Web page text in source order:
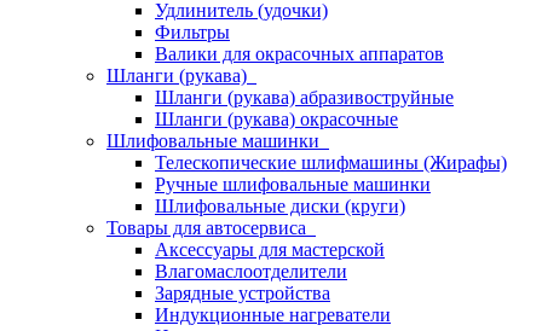
Удлинитель (удочки)
Фильтры
Валики для окрасочных аппаратов
Шланги (рукава)
Шланги (рукава) абразивоструйные
Шланги (рукава) окрасочные
Шлифовальные машинки
Телескопические шлифмашины (Жирафы)
Ручные шлифовальные машинки
Шлифовальные диски (круги)
Товары для автосервиса
Аксессуары для мастерской
Влагомаслоотделители
Зарядные устройства
Индукционные нагреватели